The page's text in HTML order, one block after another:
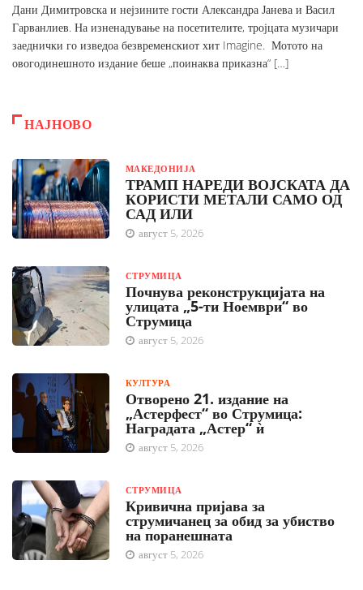
Дани Димитровска и нејзините гости Александра Јанева и Васил
Гарванлиев. На изненадување на посетителите, тројцата музичари
заеднички го изведоа безвременскиот хит Imagine. Мотото на
овогодинешното издание беше „поинаква приказна“ […]
НАЈНОВО
МАКЕДОНИЈА
ТРАМП НАРЕДИ ВОЈСКАТА ДА
КОРИСТИ МЕТАЛИ САМО ОД
САД ИЛИ
август 5, 2026
СТРУМИЦА
Почнува реконструкцијата на
улицата „5-ти Ноември“ во
Струмица
август 5, 2026
КУЛТУРА
Отворено 21. издание на
„Астерфест“ во Струмица:
Наградата „Астер“ ѝ
август 5, 2026
СТРУМИЦА
Кривична пријава за
струмичанец за обид за убиство
на поранешната
август 5, 2026